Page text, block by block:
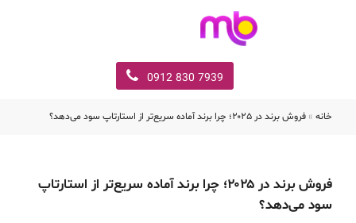
7939 830 0912
خانه » فروش برند در ۲۰۲۵؛ چرا برند آماده سریع‌تر از استارتاپ سود می‌دهد؟
فروش برند در ۲۰۲۵؛ چرا برند آماده سریع‌تر از استارتاپ
سود می‌دهد؟